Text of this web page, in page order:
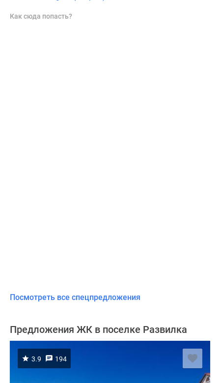
Как сюда попасть?
Посмотреть все спецпредложения
Предложения ЖК в поселке Развилка
3.9 194